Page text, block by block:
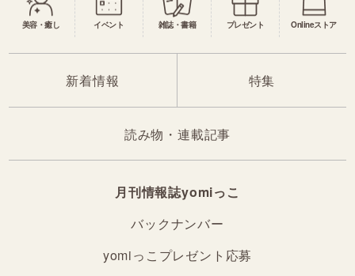
美容・癒し イベント 雑誌・書籍 プレゼント Onlineストア
新着情報 特集
読み物・連載記事
月刊情報誌yomiっこ
バックナンバー
yomiっこプレゼント応募